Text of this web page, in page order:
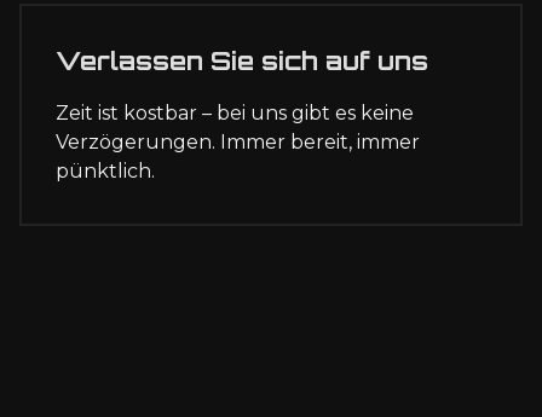
Verlassen Sie sich auf uns
Zeit ist kostbar – bei uns gibt es keine
Verzögerungen. Immer bereit, immer
pünktlich.